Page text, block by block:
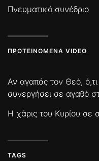
Πνευματικό συνέδριο
ΠΡΟΤΕΙΝΌΜΕΝΑ VIDEO
Αν αγαπάς τον Θεό,
συνεργήσει σε αγαθό
Η χάρις του Κυρίου σε
TAGS